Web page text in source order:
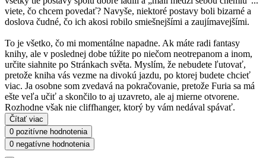
viete, čo chcem povedať? Navyše, niektoré postavy boli bizarné a
doslova čudné, čo ich akosi robilo smiešnejšími a zaujímavejšími.
To je všetko, čo mi momentálne napadne. Ak máte radi fantasy
knihy, ale v poslednej dobe túžite po niečom neotrepanom a inom,
určite siahnite po Stránkach světa. Myslím, že nebudete ľutovať,
pretože kniha vás vezme na divokú jazdu, po ktorej budete chcieť
viac. Ja osobne som zvedavá na pokračovanie, pretože Furia sa má
ešte veľa učiť a skončilo to aj uzavreto, ale aj mierne otvorene.
Rozhodne však nie cliffhanger, ktorý by vám nedával spávať.
Čítať viac
0 pozitívne hodnotenia
0 negatívne hodnotenia